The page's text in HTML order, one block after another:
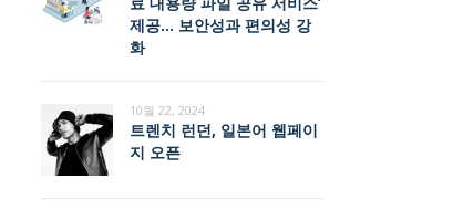
제공… 보안성과 편의성 강
화
10월 22, 2024
트렌치 런던, 일본어 웹페이
지 오픈